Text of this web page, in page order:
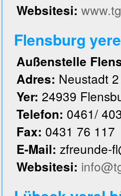
Websitesi:
Flensburg
Außenstelle
Adres: Neustadt 2
Yer: 24939
Telefon: 0461/
Fax: 0431 76 117
E-Mail: zfreunde-
Websitesi: